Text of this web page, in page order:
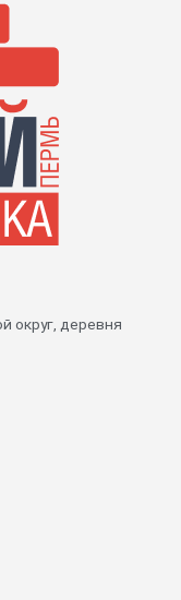
округ, деревня